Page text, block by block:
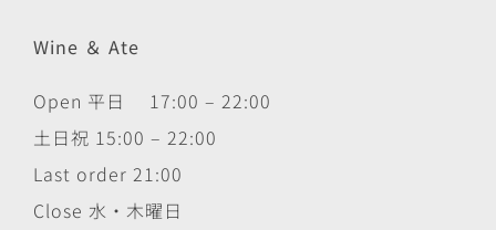
Wine ＆ Ate
Open 平日 17:00 – 22:00
土日祝 15:00 – 22:00
Last order 21:00
Close 水・木曜日